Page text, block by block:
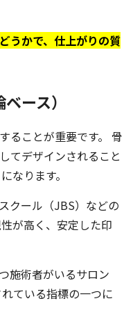
うかで、仕上がりの質
ース）
ることが重要です。 骨
てデザインされること
なります。
クール（JBS）などの
が高く、安定した印
施術者がいるサロン
ている指標の一つに